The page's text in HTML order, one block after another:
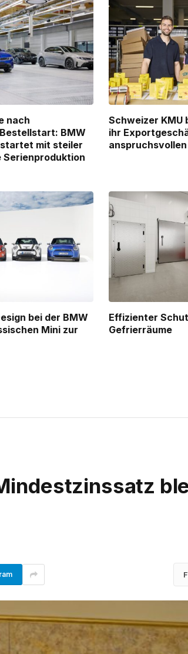
nach
BMW
mit steiler
Serienproduktion
Schweizer KMU
ihr
bei der BMW
Mini zur
Effizienter
Gefrierräume